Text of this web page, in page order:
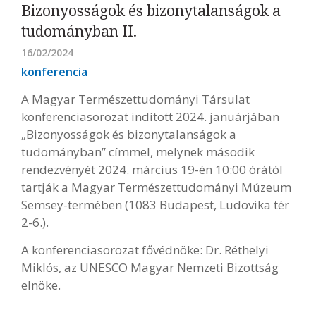
Bizonyosságok és bizonytalanságok a
tudományban II.
16/02/2024
konferencia
A Magyar Természettudományi Társulat
konferenciasorozat indított 2024. januárjában
„Bizonyosságok és bizonytalanságok a
tudományban” címmel, melynek második
rendezvényét 2024. március 19-én 10:00 órától
tartják a Magyar Természettudományi Múzeum
Semsey-termében (1083 Budapest, Ludovika tér
2-6.).
A konferenciasorozat fővédnöke: Dr. Réthelyi
Miklós, az UNESCO Magyar Nemzeti Bizottság
elnöke.